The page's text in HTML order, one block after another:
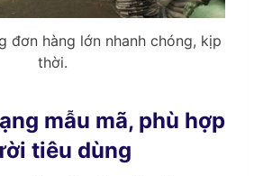
đơn hàng lớn nhanh chóng, kịp
thời.
mẫu mã, phù hợp
tiêu dùng